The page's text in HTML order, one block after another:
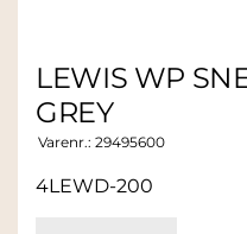
LEWIS WP
GREY
Varenr.: 29495600
4LEWD-200